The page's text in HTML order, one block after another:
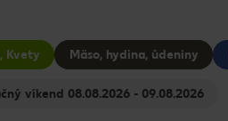
Kvety Mäso, hydina, údeniny
Senzačný víkend 08.08.2026 - 09.08.2026